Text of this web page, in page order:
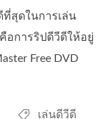
สุดในการเล่น
อการริปดีวีดีให้อยู่
Free DVD
เล่นดีวีดี